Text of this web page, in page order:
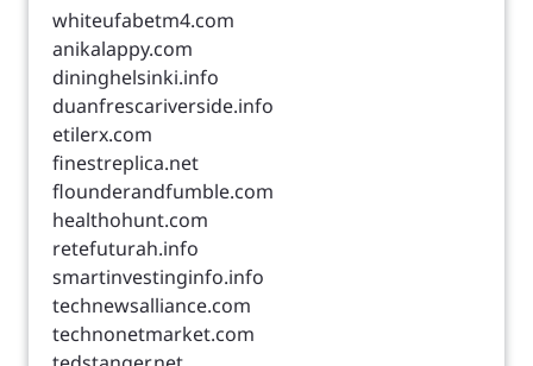
whiteufabetm4.com
anikalappy.com
dininghelsinki.info
duanfrescariverside.info
etilerx.com
finestreplica.net
flounderandfumble.com
healthohunt.com
retefuturah.info
smartinvestinginfo.info
technewsalliance.com
technonetmarket.com